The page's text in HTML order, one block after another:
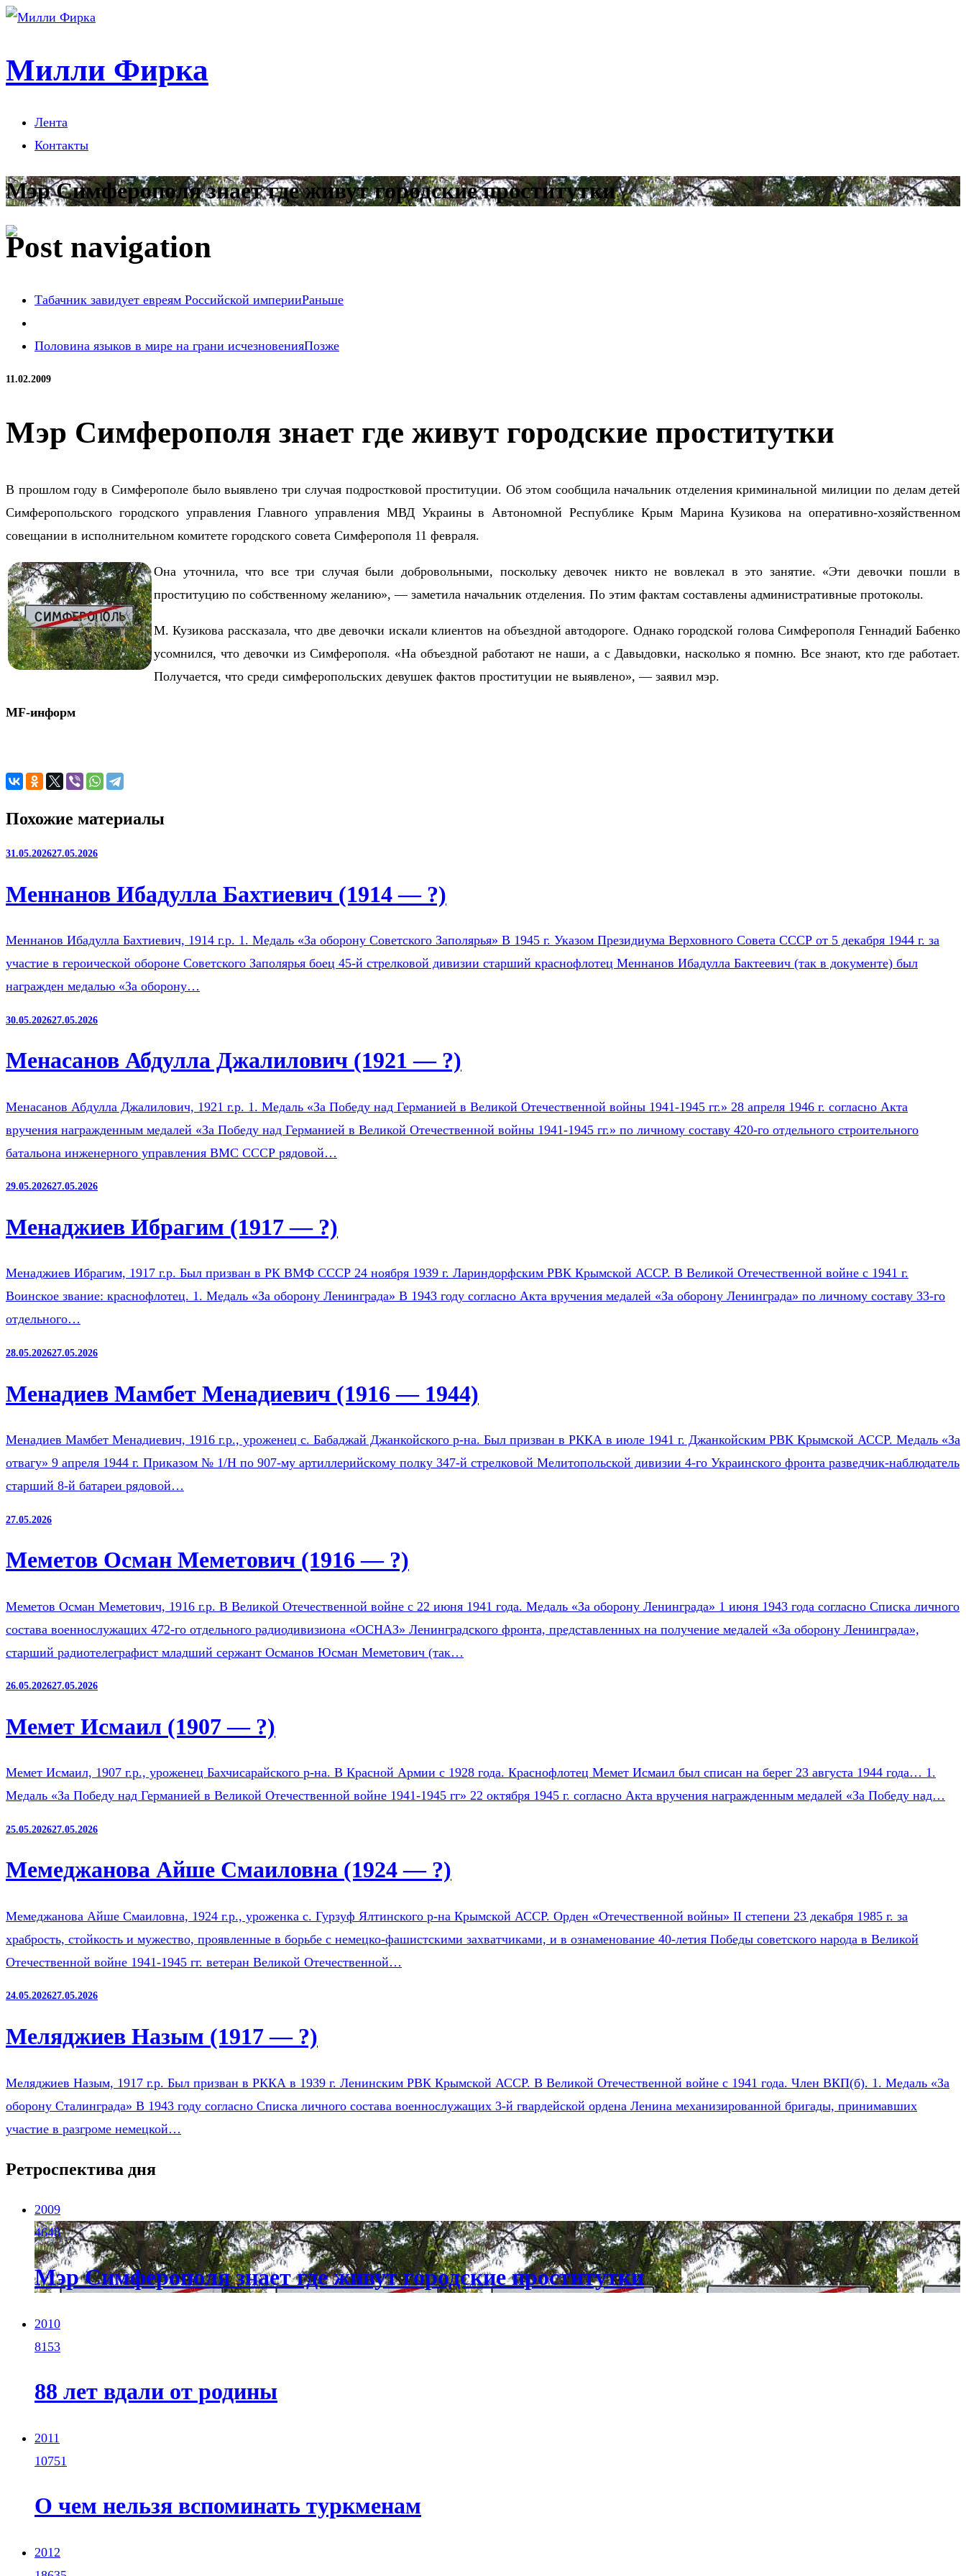
Милли Фирка
Лента
Контакты
Мэр Симферополя знает где живут городские проститутки
Post navigation
Табачник завидует евреям Российской империиРаньше
Половина языков в мире на грани исчезновенияПозже
11.02.2009
Мэр Симферополя знает где живут городские проститутки
В прошлом году в Симферополе было выявлено три случая подростковой проституции. Об этом сообщила начальник отделения криминальной милиции по делам детей
Симферопольского городского управления Главного управления МВД Украины в Автономной Республике Крым Марина Кузикова на оперативно-хозяйственном
совещании в исполнительном комитете городского совета Симферополя 11 февраля.
Она уточнила, что все три случая были добровольными, поскольку девочек никто не вовлекал в это занятие. «Эти девочки пошли в
проституцию по собственному желанию», — заметила начальник отделения. По этим фактам составлены административные протоколы.
М. Кузикова рассказала, что две девочки искали клиентов на объездной автодороге. Однако городской голова Симферополя Геннадий Бабенко
усомнился, что девочки из Симферополя. «На объездной работают не наши, а с Давыдовки, насколько я помню. Все знают, кто где работает.
Получается, что среди симферопольских девушек фактов проституции не выявлено», — заявил мэр.
MF-информ
Похожие материалы
31.05.202627.05.2026
Меннанов Ибадулла Бахтиевич (1914 — ?)
Меннанов Ибадулла Бахтиевич, 1914 г.р. 1. Медаль «За оборону Советского Заполярья» В 1945 г. Указом Президиума Верховного Совета СССР от 5 декабря 1944 г. за
участие в героической обороне Советского Заполярья боец 45-й стрелковой дивизии старший краснофлотец Меннанов Ибадулла Бактеевич (так в документе) был
награжден медалью «За оборону…
30.05.202627.05.2026
Менасанов Абдулла Джалилович (1921 — ?)
Менасанов Абдулла Джалилович, 1921 г.р. 1. Медаль «За Победу над Германией в Великой Отечественной войны 1941-1945 гг.» 28 апреля 1946 г. согласно Акта
вручения награжденным медалей «За Победу над Германией в Великой Отечественной войны 1941-1945 гг.» по личному составу 420-го отдельного строительного
батальона инженерного управления ВМС СССР рядовой…
29.05.202627.05.2026
Менаджиев Ибрагим (1917 — ?)
Менаджиев Ибрагим, 1917 г.р. Был призван в РК ВМФ СССР 24 ноября 1939 г. Лариндорфским РВК Крымской АССР. В Великой Отечественной войне с 1941 г.
Воинское звание: краснофлотец. 1. Медаль «За оборону Ленинграда» В 1943 году согласно Акта вручения медалей «За оборону Ленинграда» по личному составу 33-го
отдельного…
28.05.202627.05.2026
Менадиев Мамбет Менадиевич (1916 — 1944)
Менадиев Мамбет Менадиевич, 1916 г.р., уроженец с. Бабаджай Джанкойского р-на. Был призван в РККА в июле 1941 г. Джанкойским РВК Крымской АССР. Медаль «За
отвагу» 9 апреля 1944 г. Приказом № 1/Н по 907-му артиллерийскому полку 347-й стрелковой Мелитопольской дивизии 4-го Украинского фронта разведчик-наблюдатель
старший 8-й батареи рядовой…
27.05.2026
Меметов Осман Меметович (1916 — ?)
Меметов Осман Меметович, 1916 г.р. В Великой Отечественной войне с 22 июня 1941 года. Медаль «За оборону Ленинграда» 1 июня 1943 года согласно Списка личного
состава военнослужащих 472-го отдельного радиодивизиона «ОСНАЗ» Ленинградского фронта, представленных на получение медалей «За оборону Ленинграда»,
старший радиотелеграфист младший сержант Османов Юсман Меметович (так…
26.05.202627.05.2026
Мемет Исмаил (1907 — ?)
Мемет Исмаил, 1907 г.р., уроженец Бахчисарайского р-на. В Красной Армии с 1928 года. Краснофлотец Мемет Исмаил был списан на берег 23 августа 1944 года… 1.
Медаль «За Победу над Германией в Великой Отечественной войне 1941-1945 гг» 22 октября 1945 г. согласно Акта вручения награжденным медалей «За Победу над…
25.05.202627.05.2026
Мемеджанова Айше Смаиловна (1924 — ?)
Мемеджанова Айше Смаиловна, 1924 г.р., уроженка с. Гурзуф Ялтинского р-на Крымской АССР. Орден «Отечественной войны» II степени 23 декабря 1985 г. за
храбрость, стойкость и мужество, проявленные в борьбе с немецко-фашистскими захватчиками, и в ознаменование 40-летия Победы советского народа в Великой
Отечественной войне 1941-1945 гг. ветеран Великой Отечественной…
24.05.202627.05.2026
Меляджиев Назым (1917 — ?)
Меляджиев Назым, 1917 г.р. Был призван в РККА в 1939 г. Ленинским РВК Крымской АССР. В Великой Отечественной войне с 1941 года. Член ВКП(б). 1. Медаль «За
оборону Сталинграда» В 1943 году согласно Списка личного состава военнослужащих 3-й гвардейской ордена Ленина механизированной бригады, принимавших
участие в разгроме немецкой…
Ретроспектива дня
2009
4648
Мэр Симферополя знает где живут городские проститутки
2010
8153
88 лет вдали от родины
2011
10751
О чем нельзя вспоминать туркменам
2012